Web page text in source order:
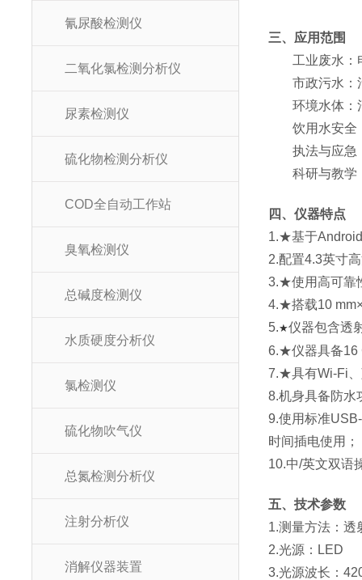
氰尿酸检测仪
二氧化氯检测分析仪
尿素检测仪
硫化物检测分析仪
COD全自动工作站
臭氧检测仪
总碱度检测仪
水质硬度分析仪
氯检测仪
硫化物吹气仪
总氮检测分析仪
注射分析仪
消解仪器装置
三、应用范围
工业废水：
市政污水：
环境水体：
饮用水安全
执法与应急
科研与教学
四、仪器特点
1.★基于
2.配置4.3英寸
3.★使用高可靠
4.★搭载10
5.★仪器包含透
6.★仪器具备16
7.★具有Wi-Fi、
8.机身具备防水
9.使用标准
时间插电使用；
10.中/英文双语
五、技术参数
1.测量方法：透
2.光源：LED
3.光源波长：